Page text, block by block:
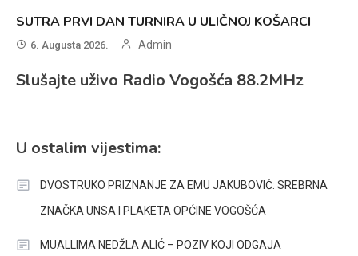
SUTRA PRVI DAN TURNIRA U ULIČNOJ KOŠARCI
6. Augusta 2026. Admin
Slušajte uživo Radio Vogošća 88.2MHz
U ostalim vijestima:
DVOSTRUKO PRIZNANJE ZA EMU JAKUBOVIĆ: SREBRNA
ZNAČKA UNSA I PLAKETA OPĆINE VOGOŠĆA
MUALLIMA NEDŽLA ALIĆ – POZIV KOJI ODGAJA